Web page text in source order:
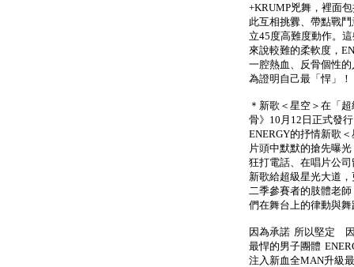
+KRUMP兇舞，裡面
此互相挑釁、帶點戰
立45度高難度動作。
來說較難的柔軟度，
一腔熱血、反骨個性
為證明自己最「悍」！
＊新歌＜星空＞在「
骨》10月12日正式發
ENERGY的抒情新歌
片頭中默默的搶先曝
狂打電話、在唱片公
新歌給超級星光大道
二季參賽者的肢體老
們在舞台上的律動與
因為承諾 所以堅定
最悍的男子團體
注入新血全MAN升級